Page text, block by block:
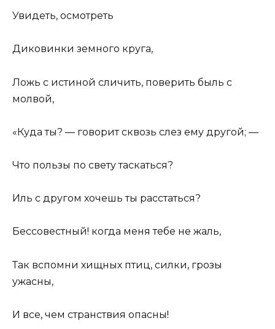
Увидеть, осмотреть
Диковинки земного круга,
Ложь с истиной сличить, поверить быль с
молвой,
«Куда ты? — говорит сквозь слез ему другой; —
Что пользы по свету таскаться?
Иль с другом хочешь ты расстаться?
Бессовестный! когда меня тебе не жаль,
Так вспомни хищных птиц, силки, грозы
ужасны,
И все, чем странствия опасны!